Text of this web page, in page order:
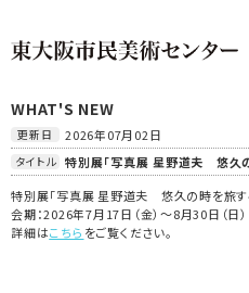
WHAT'S NEW
更新日 2026年07月02日
タイトル 特別展「写真展 星野道夫 悠久
特別展「写真展 星野道夫 悠久の時を旅す
会期：2026年7月17日（金）～8月30日（日）
詳細はこちら をご覧ください。